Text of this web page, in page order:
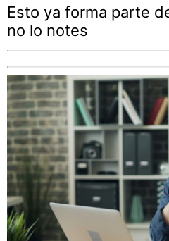
Esto ya forma parte
no lo notes